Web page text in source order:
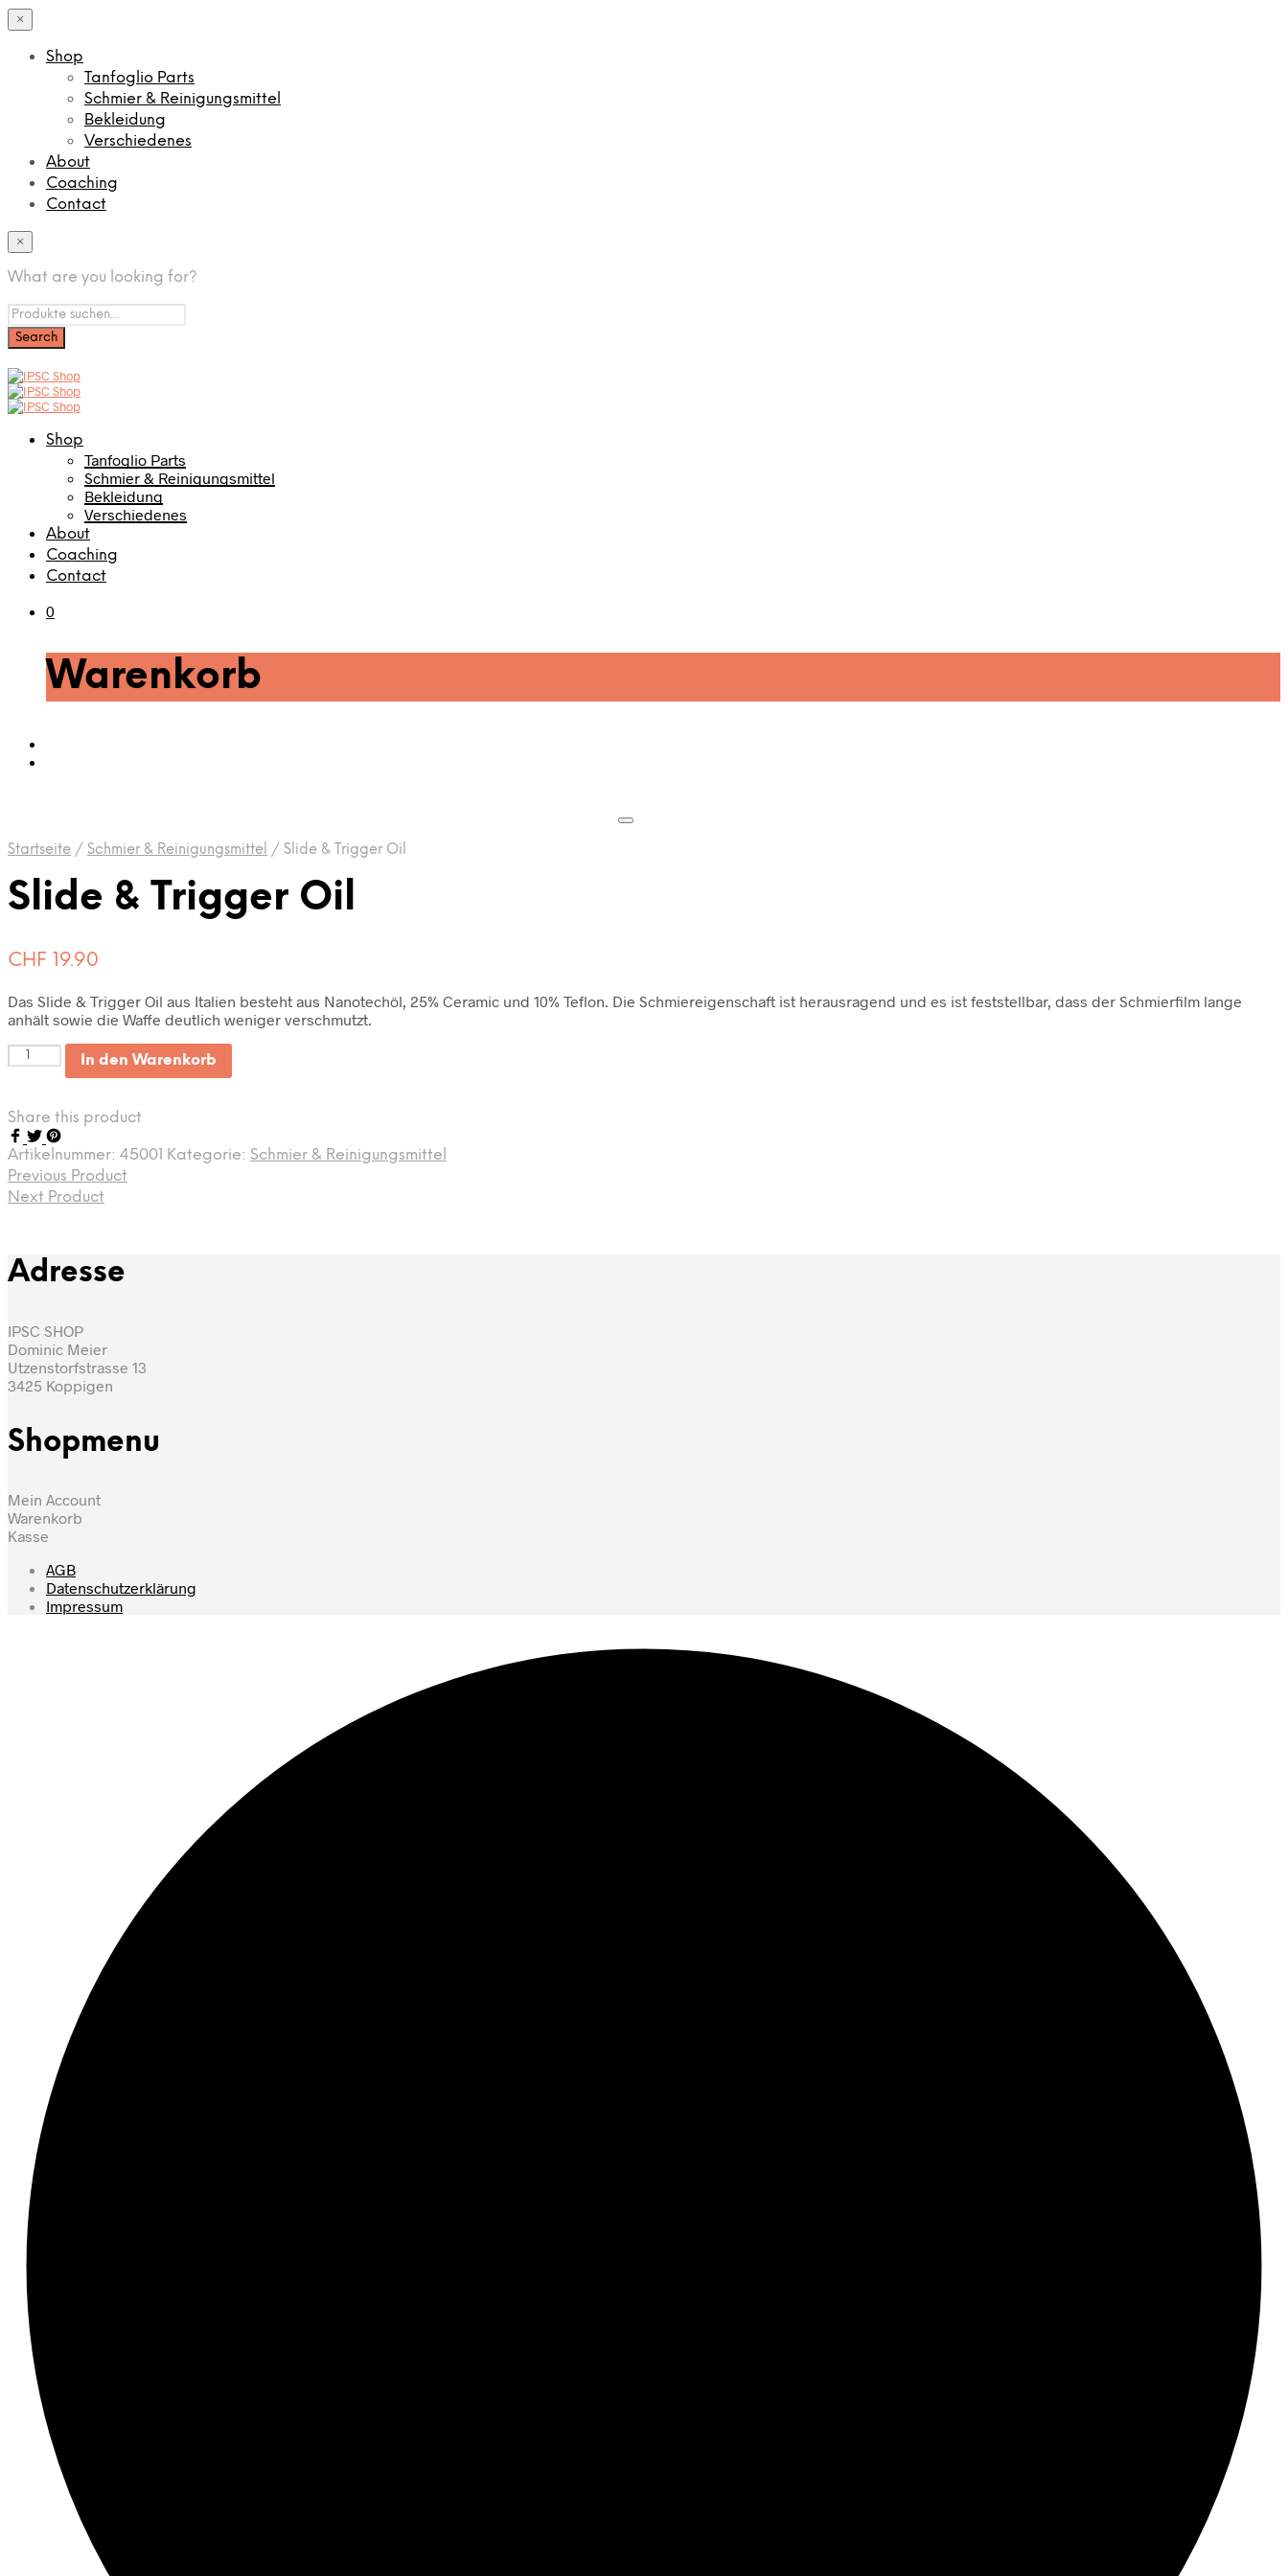
×
Shop
Tanfoglio Parts
Schmier & Reinigungsmittel
Bekleidung
Verschiedenes
About
Coaching
Contact
×
What are you looking for?
Shop
Tanfoglio Parts
Schmier & Reinigungsmittel
Bekleidung
Verschiedenes
About
Coaching
Contact
0
Warenkorb
Startseite / Schmier & Reinigungsmittel / Slide & Trigger Oil
Slide & Trigger Oil
CHF 19.90
Das Slide & Trigger Oil aus Italien besteht aus Nanotechöl, 25% Ceramic und 10% Teflon. Die Schmiereigenschaft ist herausragend und es ist feststellbar, dass der Schmierfilm lange
anhält sowie die Waffe deutlich weniger verschmutzt.
Anzahl In den Warenkorb
Share this product
Artikelnummer: 45001 Kategorie: Schmier & Reinigungsmittel
Previous Product
Next Product
Adresse
IPSC SHOP
Dominic Meier
Utzenstorfstrasse 13
3425 Koppigen
Shopmenu
Mein Account
Warenkorb
Kasse
AGB
Datenschutzerklärung
Impressum